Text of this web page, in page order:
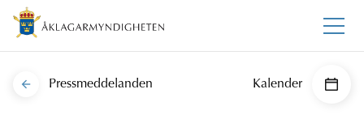
Pressmeddelanden Kalender